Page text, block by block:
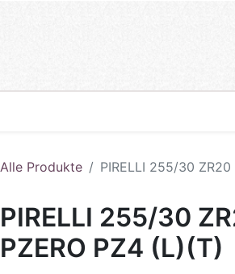
Alle Produkte PIRELLI 255/30
PIRELLI 255/30
PZERO PZ4 (L)(T)